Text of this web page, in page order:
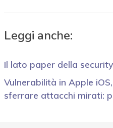
Leggi anche:
Il lato paper della security
Vulnerabilità in Apple
sferrare attacchi mirati: